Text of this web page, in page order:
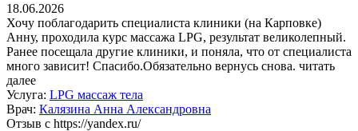
18.06.2026
Хочу поблагодарить специалиста клиники (на Карповке)
Анну, проходила курс массажа LPG, результат великолепный.
Ранее посещала другие клиники, и поняла, что от специалиста
много зависит! Спасибо.Обязательно вернусь снова. читать
далее
Услуга: LPG массаж тела
Врач: Калязина Анна Александровна
Отзыв с https://yandex.ru/